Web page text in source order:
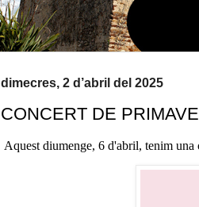
dimecres, 2 d’abril del 2025
CONCERT DE
Aquest diumenge, 6 d'abril, tenim una